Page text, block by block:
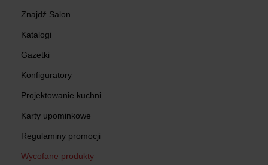
Znajdź Salon
Katalogi
Gazetki
Konfiguratory
Projektowanie kuchni
Karty upominkowe
Regulaminy promocji
Wycofane produkty